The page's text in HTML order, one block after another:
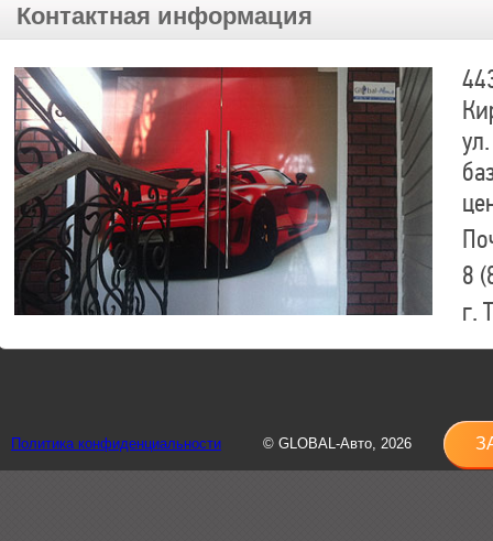
Контактная информация
8
г.
8
Политика конфиденциальности © GLOBAL-Авто, 2026